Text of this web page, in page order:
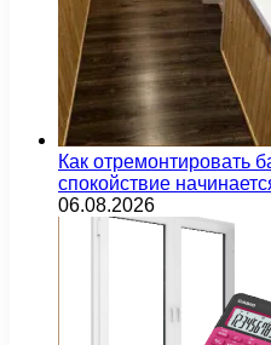
Как отремонтировать
спокойствие
06.08.2026